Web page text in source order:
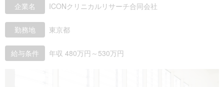
企業名 ICONクリニカルリサーチ合同会社
勤務地 東京都
給与条件 年収 480万円～530万円